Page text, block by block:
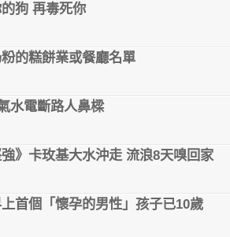
狗 再毒死你
的糕餅業或餐廳名單
水電斷路人鼻樑
》卡玫基大水沖走 流浪8天嗅回家
首個「懷孕的男性」孩子已10歲